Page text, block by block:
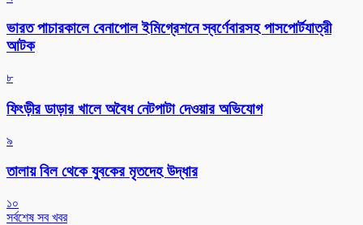
ভারত পাচারকালে বেনাপোল ইমিগ্রেশনে স্বর্ণেবারসহ পাসপোর্টযাত্রী
আটক
৮
ফিংড়ীর ডাড়ার খালে অবৈধ নেটপাটা দেওয়ার অভিযোগ
৯
তালায় বিল থেকে যুবকের মৃতদেহ উদ্ধার
১০
সর্বশেষ সব খবর